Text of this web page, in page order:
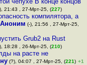
21:43 , 27-Мрт-25, (227)
компилятора, а
Аноним (-), 21:56 , 27-Мрт-25,
Grub2 на Rust
18:28 , 26-Мрт-25, (210)
на расте не
(?), 04:07 , 27-Мрт-25, (221) +1